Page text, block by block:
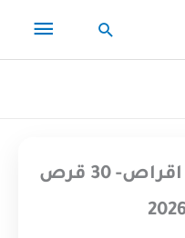
البحث
سعر بيزوكارد 10 مجم اقراص- 30 قرص